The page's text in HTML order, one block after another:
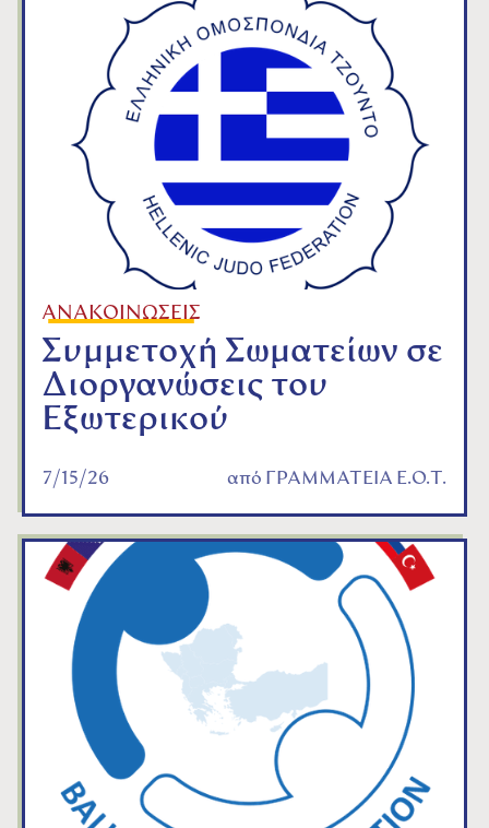
ΑΝΑΚΟΙΝΩΣΕΙΣ
Συμμετοχή Σωματείων σε
Διοργανώσεις του
Εξωτερικού
7/15/26 από ΓΡΑΜΜΑΤΕΙΑ Ε.Ο.Τ.